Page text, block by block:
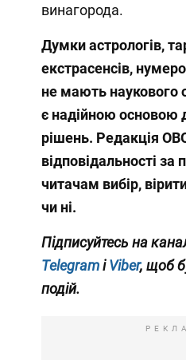
винагорода.
Думки астрологів,
екстрасенсів,
не мають наукового
є надійною основою
рішень. Редакція
відповідальності
читачам вибір,
чи ні.
Підписуйтесь на
TelegramіViber, щоб
подій.